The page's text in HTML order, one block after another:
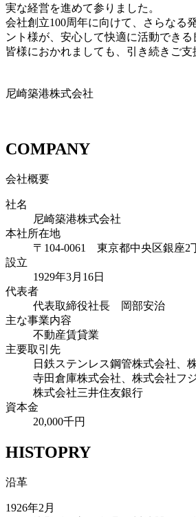
実な経営を進めて参りました。
会社創立100周年に向けて、さらなる
ント様が、安心して快適に活動でき
皆様におかれましても、引き続きご
尼崎築港株式会社
COMPANY
会社概要
社名
尼崎築港株式会社
本社所在地
〒104-0061 東京都中央区銀座
設立
1929年3月16日
代表者
代表取締役社長 岡部安治
主な事業内容
不動産賃貸業
主要取引先
日鉄ステンレス鋼管株式会社、
寺田倉庫株式会社、株式会社フ
株式会社三井住友銀行
資本金
20,000千円
HISTOPRY
沿革
1926年2月